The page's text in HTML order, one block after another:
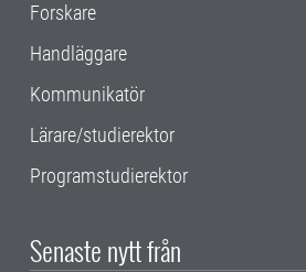
Forskare
Handläggare
Kommunikatör
Lärare/studierektor
Programstudierektor
Senaste nytt från